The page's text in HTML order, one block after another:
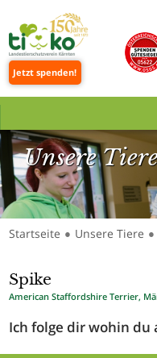
Jetzt spenden!
Unsere
Startseite ● Unsere Tiere ●
Spike
American Staffordshire Terrier,
Ich folge dir wohin du